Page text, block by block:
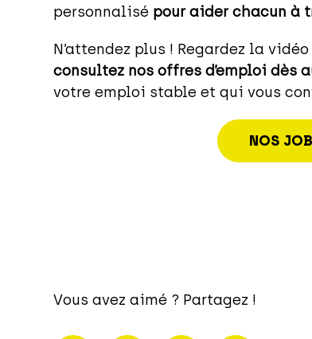
personnalisé pour aider chacun à
N’attendez plus ! Regardez la
consultez nos offres d’emploi dès
votre emploi stable et qui vous
NOS
Vous avez aimé ? Partagez !